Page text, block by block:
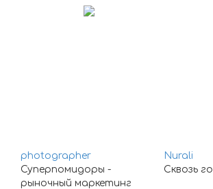
photographer
Суперпомидоры -
рыночный маркетинг
Nurali
Сквозь